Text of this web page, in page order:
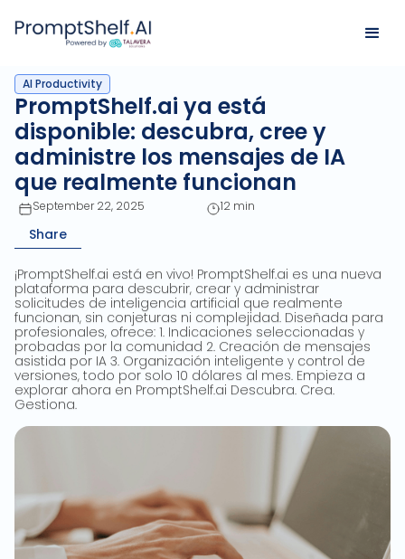
AI Productivity
PromptShelf.ai ya está
disponible: descubra, cree y
administre los mensajes de IA
que realmente funcionan
September 22, 2025 12 min
Share
¡PromptShelf.ai está en vivo! PromptShelf.ai es una nueva
plataforma para descubrir, crear y administrar
solicitudes de inteligencia artificial que realmente
funcionan, sin conjeturas ni complejidad. Diseñada para
profesionales, ofrece: 1. Indicaciones seleccionadas y
probadas por la comunidad 2. Creación de mensajes
asistida por IA 3. Organización inteligente y control de
versiones, todo por solo 10 dólares al mes. Empieza a
explorar ahora en PromptShelf.ai Descubra. Crea.
Gestiona.